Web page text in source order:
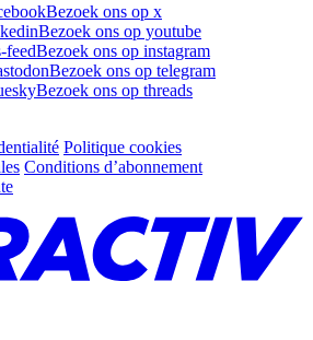
Bezoek ons op x
Bezoek ons op youtube
feedBezoek ons op instagram
Bezoek ons op telegram
Bezoek ons op threads
Politique cookies
Conditions d’abonnement